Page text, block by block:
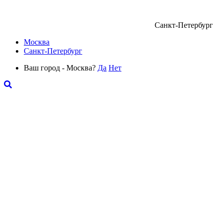
Санкт-Петербург
Москва
Санкт-Петербург
Ваш город - Москва? Да Нет